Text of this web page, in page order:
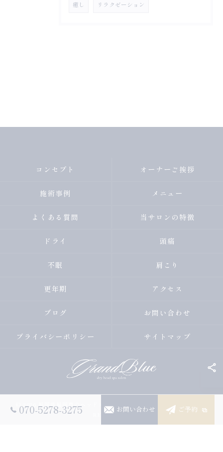
癒し リラクゼーション
070-5278-3275 お問い合わせ ご予約
コンセプト オーナーご挨拶
施術事例 メニュー
よくある質問 当サロンの特徴
ドライ 頭痛
不眠 肩こり
更年期 アクセス
ブログ お問い合わせ
プライバシーポリシー サイトマップ
© 2026 福岡県福岡市のヘッドスパならGRANDBLUE ALL RIGHTS
RESERVED.